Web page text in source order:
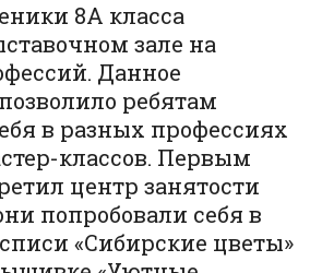
8А класса
зале на
Данное
ребятам
в разных профессиях
классов. Первым
центр занятости
попробовали себя в
«Сибирские цветы»